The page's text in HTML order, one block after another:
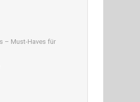
– Must-Haves für